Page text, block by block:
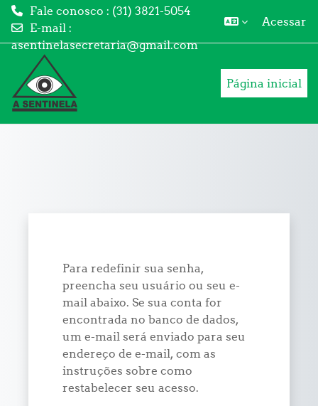
Ir para o conteúdo principal
Fale conosco : (31) 3821-5054
E-mail :
asentinelasecretaria@gmail.com
Acessar
Página inicial
Para redefinir sua senha,
preencha seu usuário ou seu e-
mail abaixo. Se sua conta for
encontrada no banco de dados,
um e-mail será enviado para seu
endereço de e-mail, com as
instruções sobre como
restabelecer seu acesso.